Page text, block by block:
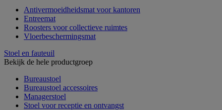
Antivermoeidheidsmat voor kantoren
Entreemat
Roosters voor collectieve ruimtes
Vloerbeschermingsmat
Stoel en fauteuil
Bekijk de hele productgroep
Bureaustoel
Bureaustoel accessoires
Managerstoel
Stoel voor receptie en ontvangst